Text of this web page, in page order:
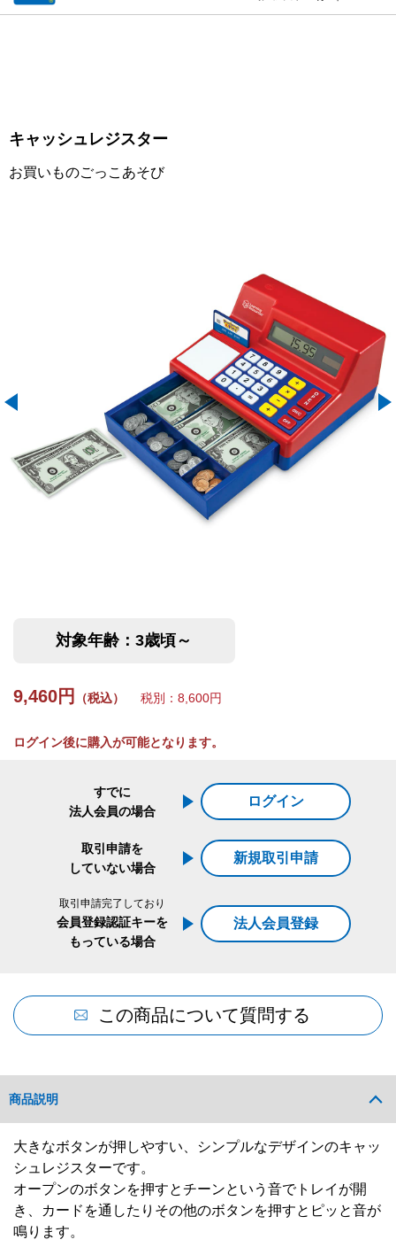
キャッシュレジスター
お買いものごっこあそび
対象年齢：3歳頃～
9,460円 （税込） 税別：8,600円
ログイン後に購入が可能となります。
すでに
法人会員の場合
ログイン
取引申請を
していない場合
新規取引申請
取引申請完了しており
会員登録認証キーを
もっている場合
法人会員登録
この商品について質問する
商品説明
大きなボタンが押しやすい、シンプルなデザインのキャッ
シュレジスターです。
オープンのボタンを押すとチーンという音でトレイが開
き、カードを通したりその他のボタンを押すとピッと音が
鳴ります。